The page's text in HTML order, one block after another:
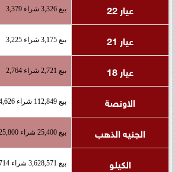
عيار 22 بيع 3,326 شراء 3,379
عيار 21 بيع 3,175 شراء 3,225
عيار 18 بيع 2,721 شراء 2,764
الاونصة بيع 112,849 شراء 114,626
الجنيه الذهب بيع 25,400 شراء 25,800
الكيلو بيع 3,628,571 شراء 3,685,714